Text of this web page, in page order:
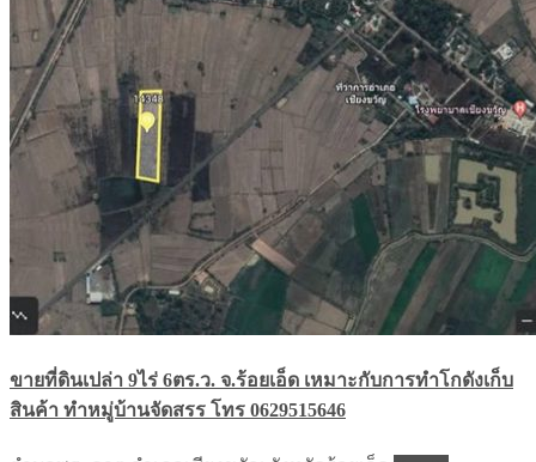
ขายที่ดินเปล่า 9ไร่ 6ตร.ว. จ.ร้อยเอ็ด เหมาะกับการทำโกดังเก็บ
สินค้า ทำหมู่บ้านจัดสรร โทร 0629515646